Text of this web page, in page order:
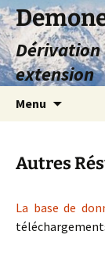
Aller
au
contenu
Dérivation
extension
Menu
Autres
La base de